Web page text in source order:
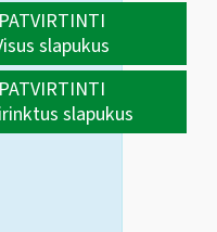
PATVIRTINTI
slapukus
PATVIRTINTI
slapukus